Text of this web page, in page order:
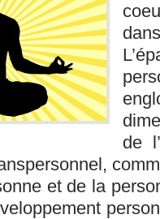
de
et de la